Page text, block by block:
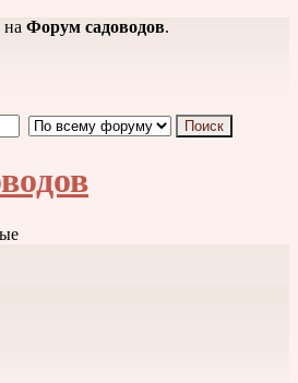
на Форум садоводов.